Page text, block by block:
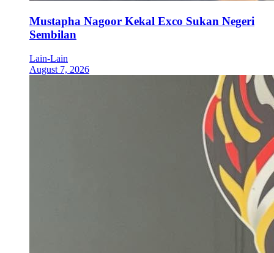
Mustapha Nagoor Kekal Exco Sukan Negeri
Sembilan
Lain-Lain
August 7, 2026